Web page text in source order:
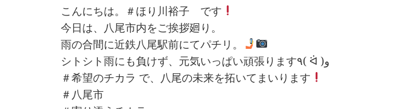
こんにちは。＃ほり川裕子 です
今日は、八尾市内をご挨拶廻り。
雨の合間に近鉄八尾駅前にてパチリ。
シトシト雨にも負けず、元気いっぱい頑張ります٩( ᐛ )و
＃希望のチカラ で、八尾の未来を拓いてまいります
＃八尾市